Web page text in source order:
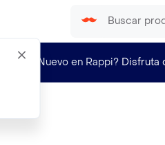
¿Nuevo en Rappi? Disfruta